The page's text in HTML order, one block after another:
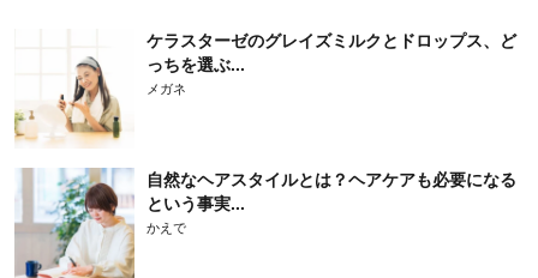
ケラスターゼのグレイズミルクとドロップス、ど
っちを選ぶ...
メガネ
自然なヘアスタイルとは？ヘアケアも必要になる
という事実...
かえで